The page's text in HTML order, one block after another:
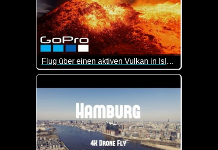
Flug über einen aktiven Vulkan in Island
Was für faszinierende Aufnahmen dieses aktiven